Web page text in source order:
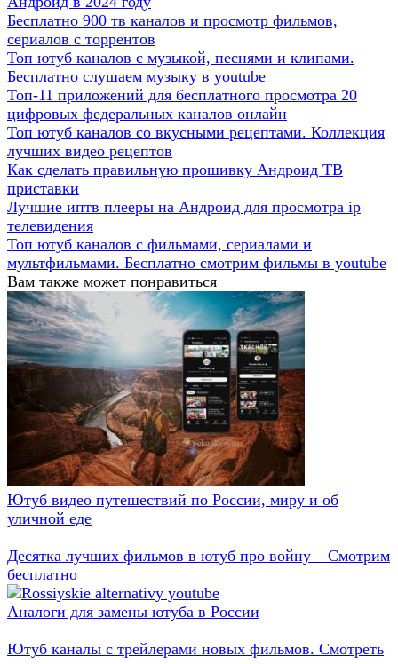
Бесплатно 900 тв каналов и просмотр фильмов,
сериалов с торрентов
Топ ютуб каналов с музыкой, песнями и клипами.
Бесплатно слушаем музыку в youtube
Топ-11 приложений для бесплатного просмотра 20
цифровых федеральных каналов онлайн
Топ ютуб каналов со вкусными рецептами. Коллекция
лучших видео рецептов
Как сделать правильную прошивку Андроид ТВ
приставки
Лучшие иптв плееры на Андроид для просмотра ip
телевидения
Топ ютуб каналов с фильмами, сериалами и
мультфильмами. Бесплатно смотрим фильмы в youtube
Вам также может понравиться
Ютуб видео путешествий по России, миру и об
уличной еде
Десятка лучших фильмов в ютуб про войну – Смотрим
бесплатно
Аналоги для замены ютуба в России
Ютуб каналы с трейлерами новых фильмов. Смотреть